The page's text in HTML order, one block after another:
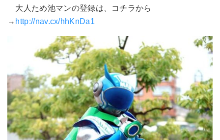
大人ため池マンの登録は、コチラから
→ http://nav.cx/hhKnDa1